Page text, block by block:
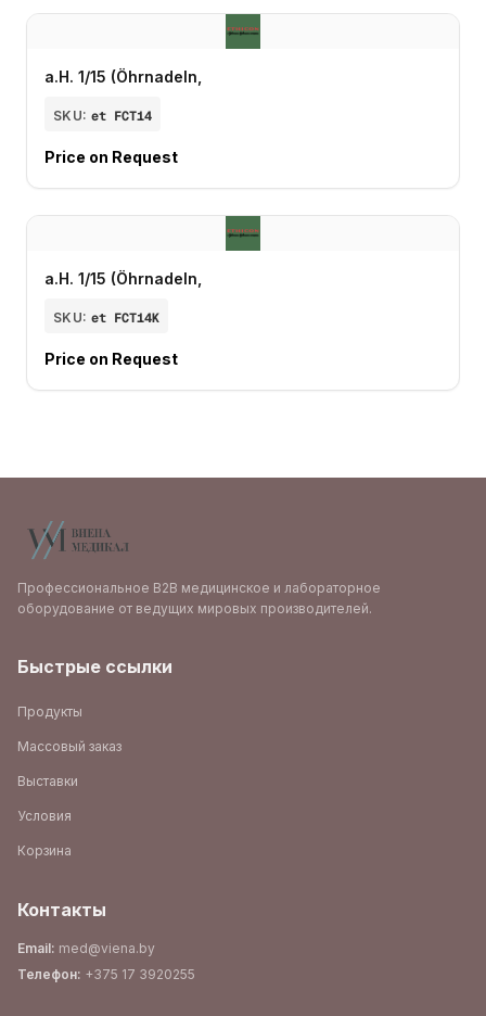
a.H. 1/15 (Öhrnadeln,
SKU: et FCT14
Price on Request
a.H. 1/15 (Öhrnadeln,
SKU: et FCT14K
Price on Request
Профессиональное B2B медицинское и лабораторное
оборудование от ведущих мировых производителей.
Быстрые ссылки
Продукты
Массовый заказ
Выставки
Условия
Корзина
Контакты
Email: med@viena.by
Телефон: +375 17 3920255